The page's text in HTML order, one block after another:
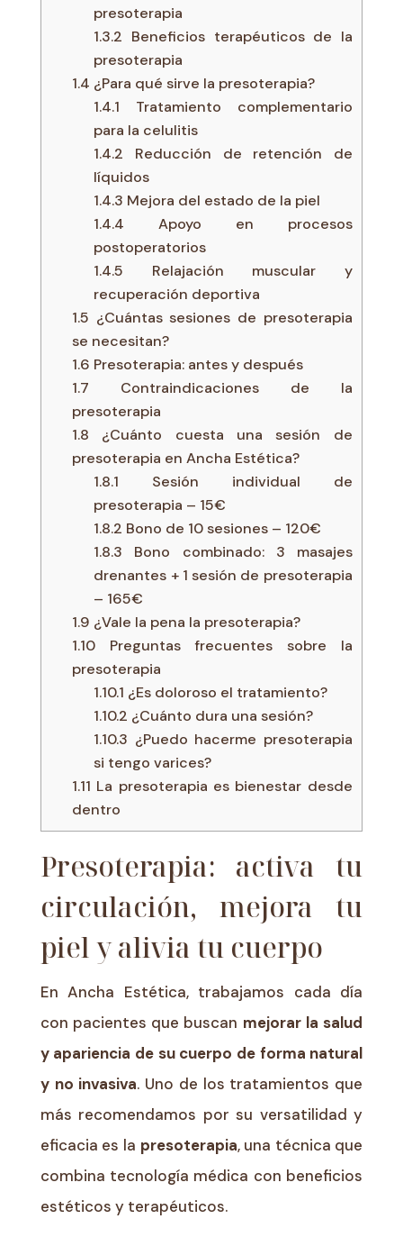
presoterapia
1.3.2 Beneficios terapéuticos de la
presoterapia
1.4 ¿Para qué sirve la presoterapia?
1.4.1 Tratamiento complementario
para la celulitis
1.4.2 Reducción de retención de
líquidos
1.4.3 Mejora del estado de la piel
1.4.4 Apoyo en procesos
postoperatorios
1.4.5 Relajación muscular y
recuperación deportiva
1.5 ¿Cuántas sesiones de presoterapia
se necesitan?
1.6 Presoterapia: antes y después
1.7 Contraindicaciones de la
presoterapia
1.8 ¿Cuánto cuesta una sesión de
presoterapia en Ancha Estética?
1.8.1 Sesión individual de
presoterapia – 15€
1.8.2 Bono de 10 sesiones – 120€
1.8.3 Bono combinado: 3 masajes
drenantes + 1 sesión de presoterapia
– 165€
1.9 ¿Vale la pena la presoterapia?
1.10 Preguntas frecuentes sobre la
presoterapia
1.10.1 ¿Es doloroso el tratamiento?
1.10.2 ¿Cuánto dura una sesión?
1.10.3 ¿Puedo hacerme presoterapia
si tengo varices?
1.11 La presoterapia es bienestar desde
dentro
Presoterapia: activa tu
circulación, mejora tu
piel y alivia tu cuerpo
En Ancha Estética, trabajamos cada día
con pacientes que buscan mejorar la salud
y apariencia de su cuerpo de forma natural
y no invasiva. Uno de los tratamientos que
más recomendamos por su versatilidad y
eficacia es la presoterapia, una técnica que
combina tecnología médica con beneficios
estéticos y terapéuticos.